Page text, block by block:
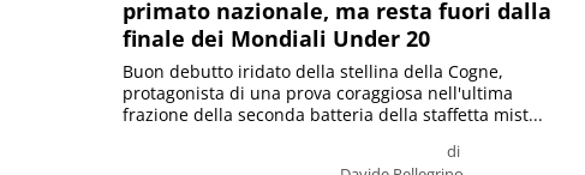
primato nazionale, ma resta fuori dalla
finale dei Mondiali Under 20
di
Buon debutto iridato della stellina della Cogne,
protagonista di una prova coraggiosa nell'ultima
frazione della seconda batteria della staffetta mist...